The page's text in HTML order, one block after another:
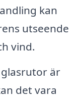
kan
utseende
vind.
är
det vara